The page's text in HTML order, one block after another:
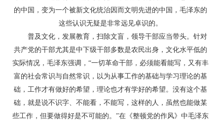
的中国，变为一个被新文化统治因而文明先进的中国，毛泽东的
这些认识无疑是非常远见卓识的。
普及文化，发展教育，扫除文盲，领导干部应当带头。针对
共产党的干部尤其是中下级干部多数是农民出身，文化水平低的
实际情况，毛泽东强调，“一切革命干部，必须能看能写，又有丰
富的社会常识与自然常识，以为从事工作的基础与学习理论的基
础，工作才有做好的希望，理论也才有学好的希望。没有这个基
础，就是说不识字、不能看，不能写，这样的人，虽然也能做某
些工作，但要做得好是不可能的。”在《整顿党的作风》中毛泽东